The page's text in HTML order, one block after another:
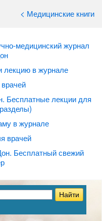
< Медицинские книги
медицинский журнал
лекцию в журнале
Бесплатные лекции для
в журнале
врачей
Бесплатный свежий